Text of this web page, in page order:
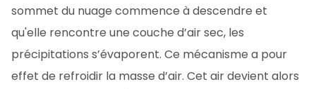
sommet du nuage commence à descendre et
qu'elle rencontre une couche d’air sec, les
précipitations s’évaporent. Ce mécanisme a pour
effet de refroidir la masse d’air. Cet air devient alors